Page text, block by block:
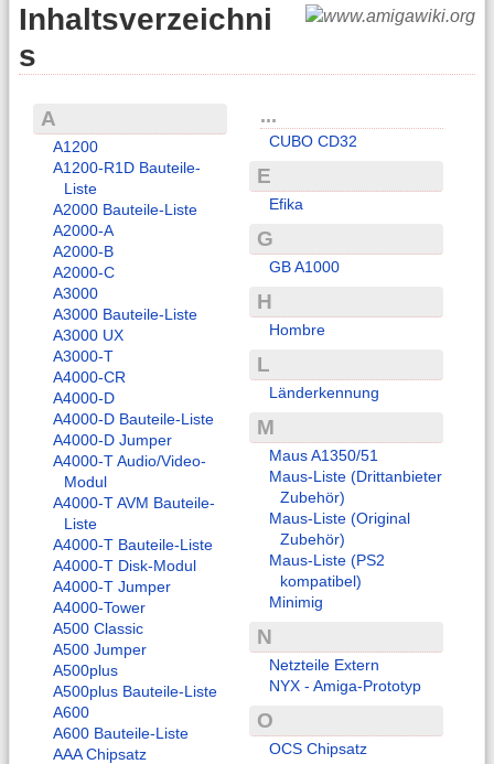
Inhaltsverzeichni
s
A
A1200
A1200-R1D Bauteile-
Liste
A2000 Bauteile-Liste
A2000-A
A2000-B
A2000-C
A3000
A3000 Bauteile-Liste
A3000 UX
A3000-T
A4000-CR
A4000-D
A4000-D Bauteile-Liste
A4000-D Jumper
A4000-T Audio/Video-
Modul
A4000-T AVM Bauteile-
Liste
A4000-T Bauteile-Liste
A4000-T Disk-Modul
A4000-T Jumper
A4000-Tower
A500 Classic
A500 Jumper
A500plus
A500plus Bauteile-Liste
A600
A600 Bauteile-Liste
AAA Chipsatz
...
CUBO CD32
E
Efika
G
GB A1000
H
Hombre
L
Länderkennung
M
Maus A1350/51
Maus-Liste (Drittanbieter
Zubehör)
Maus-Liste (Original
Zubehör)
Maus-Liste (PS2
kompatibel)
Minimig
N
Netzteile Extern
NYX - Amiga-Prototyp
O
OCS Chipsatz